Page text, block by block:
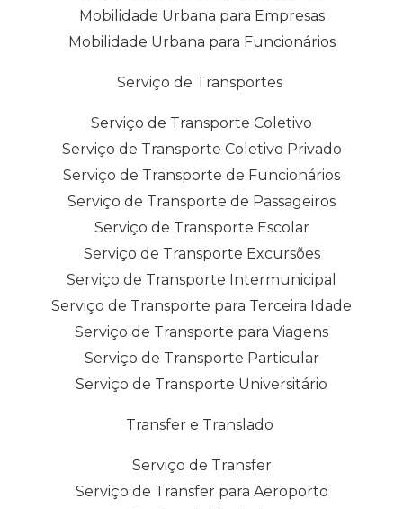
Mobilidade Urbana para Empresas
Mobilidade Urbana para Funcionários
Serviço de Transportes
Serviço de Transporte Coletivo
Serviço de Transporte Coletivo Privado
Serviço de Transporte de Funcionários
Serviço de Transporte de Passageiros
Serviço de Transporte Escolar
Serviço de Transporte Excursões
Serviço de Transporte Intermunicipal
Serviço de Transporte para Terceira Idade
Serviço de Transporte para Viagens
Serviço de Transporte Particular
Serviço de Transporte Universitário
Transfer e Translado
Serviço de Transfer
Serviço de Transfer para Aeroporto